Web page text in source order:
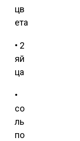
цв
ета
• 2
яй
ца
•
со
ль
по